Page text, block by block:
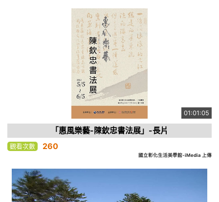
01:01:05
「惠風樂藝-陳欽忠書法展」-長片
觀看次數 260
國立彰化生活美學館-iMedia 上傳